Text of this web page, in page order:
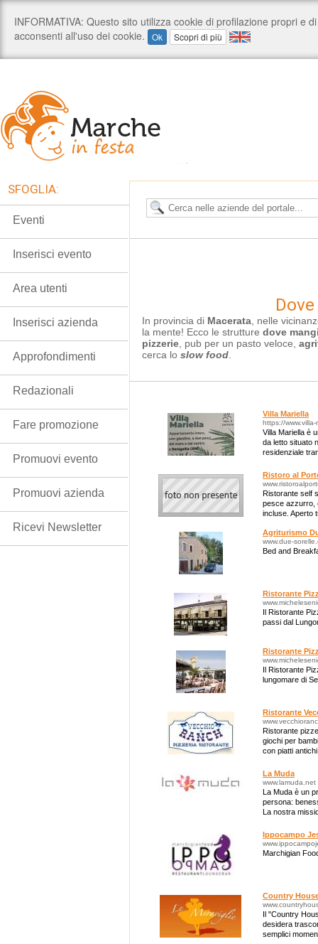
In provincia di Macerata , nelle
la mente! Ecco le strutture dove
pizzerie , pub per un pasto veloce,
cerca lo slow food
Villa Mariella
https://www.villa-
Villa Mariella è
da letto situato
residenziale
Ristoro al
Ristorante self
pesce azzurro,
incluse. Aperto
Agriturismo
www.due-
Bed and
Ristorante
Il Ristorante
passi dal
Ristorante
Il Ristorante
lungomare di
Ristorante
Ristorante
giochi per
con piatti
La Muda
www.lamuda.net
La Muda è un
persona:
La nostra
Ippocampo
Marchigian
Country
Il "Country
desidera
semplici
SFOGLIA:
Eventi
Inserisci evento
Area utenti
Inserisci azienda
Approfondimenti
Redazionali
Fare promozione
Promuovi evento
Promuovi azienda
Ricevi Newsletter